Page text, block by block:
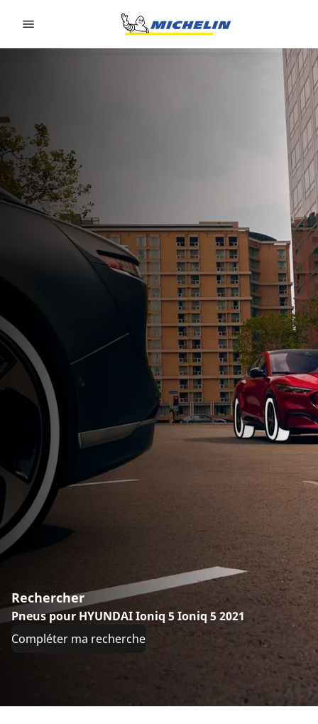
Rechercher
Pneus pour HYUNDAI Ioniq 5 Ioniq 5 2021
Compléter ma recherche